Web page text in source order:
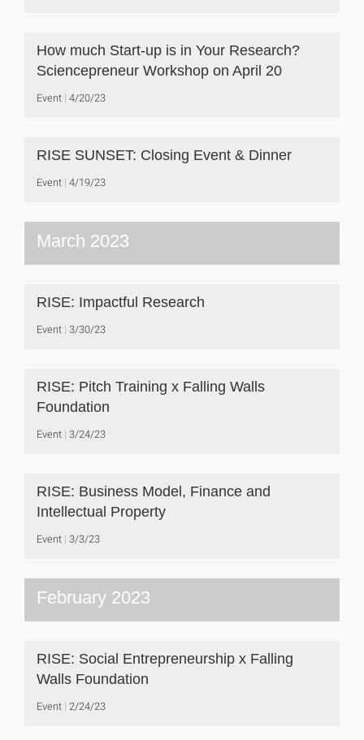
How much Start-up is in Your Research?
Sciencepreneur Workshop on April 20
Event 4/20/23
RISE SUNSET: Closing Event & Dinner
Event 4/19/23
March 2023
RISE: Impactful Research
Event 3/30/23
RISE: Pitch Training x Falling Walls
Foundation
Event 3/24/23
RISE: Business Model, Finance and
Intellectual Property
Event 3/3/23
February 2023
RISE: Social Entrepreneurship x Falling
Walls Foundation
Event 2/24/23